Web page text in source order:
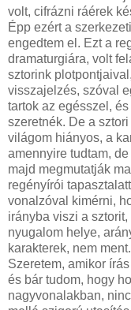
volt, cifrázni ráérek
Épp ezért a
engedtem el. Ezt a
dramaturgiára, volt
sztorink
visszajelzés, szóval
tartok az egésszel,
szeretnék. De a
világom hiányos, a
amennyire tudtam,
majd megmutatják
regényírói
vonalzóval kimérni,
irányba viszi a
nyugalom helye,
karakterek, nem
Szeretem, amikor
és bár tudom, hogy
nagyvonalakban,